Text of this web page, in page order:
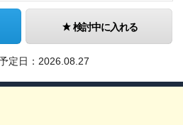
検討中に入れる
定日： 2026.08.27